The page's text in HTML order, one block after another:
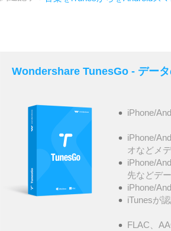
Wondershare TunesGo - データ
iPhone/
iPhone/
オなどメ
iPhone/
先などデ
iPhone/
iTunesが
FLAC、